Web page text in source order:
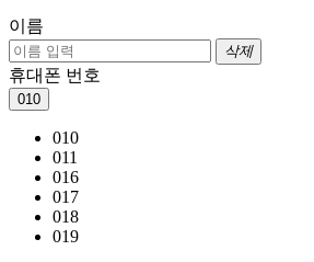
이름
삭제
휴대폰 번호
010
010
011
016
017
018
019